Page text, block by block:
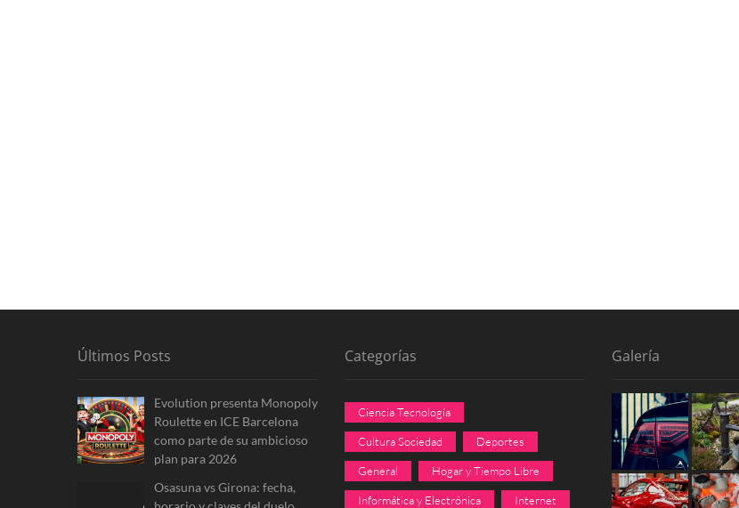
Últimos Posts
Evolution presenta Monopoly
Roulette en ICE Barcelona
como parte de su ambicioso
plan para 2026
Osasuna vs Girona: fecha,
Categorías
Ciencia Tecnología
Cultura Sociedad Deportes
General Hogar y Tiempo Libre
Informática y Electrónica Internet
Galería